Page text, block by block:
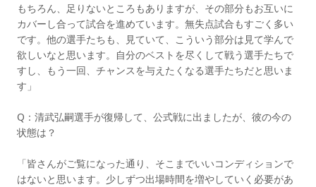
もちろん、足りないところもありますが、その部分もお互いに
カバーし合って試合を進めています。無失点試合もすごく多い
です。他の選手たちも、見ていて、こういう部分は見て学んで
欲しいなと思います。自分のベストを尽くして戦う選手たちで
すし、もう一回、チャンスを与えたくなる選手たちだと思いま
す」
Q：清武弘嗣選手が復帰して、公式戦に出ましたが、彼の今の
状態は？
「皆さんがご覧になった通り、そこまでいいコンディションで
はないと思います。少しずつ出場時間を増やしていく必要があ